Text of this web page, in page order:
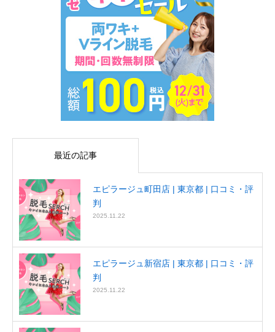
最近の記事
エピラージュ町田店 | 東京都 | 口コミ・評
判
2025.11.22
エピラージュ新宿店 | 東京都 | 口コミ・評
判
2025.11.22